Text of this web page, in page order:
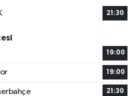
21:30
19:00
19:00
21:30